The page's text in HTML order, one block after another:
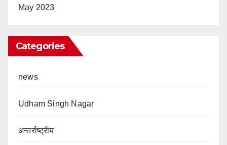
May 2023
Categories
news
Udham Singh Nagar
अन्तर्राष्ट्रीय